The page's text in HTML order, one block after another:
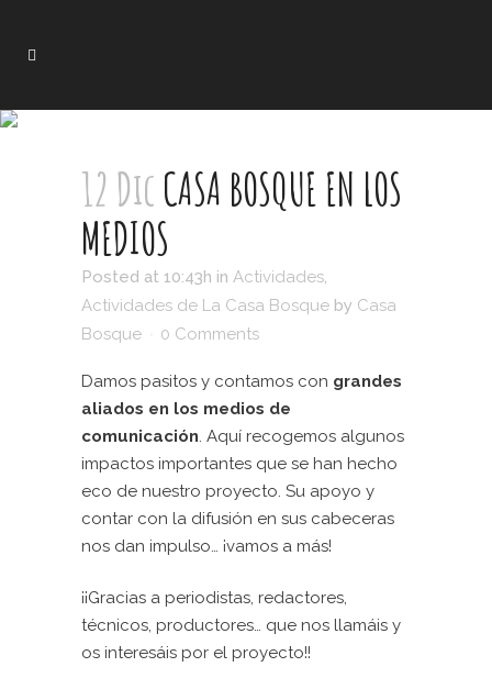
12 DicCASA BOSQUE EN LOS
MEDIOS
Posted at 10:43h in Actividades,
Actividades de La Casa Bosque by Casa
Bosque
0 Comments
Damos pasitos y contamos con grandes
aliados en los medios de
comunicación. Aquí recogemos algunos
impactos importantes que se han hecho
eco de nuestro proyecto. Su apoyo y
contar con la difusión en sus cabeceras
nos dan impulso… ¡vamos a más!
¡¡Gracias a periodistas, redactores,
técnicos, productores… que nos llamáis y
os interesáis por el proyecto!!